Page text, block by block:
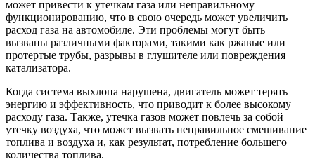
может привести к утечкам газа или неправильному
функционированию, что в свою очередь может увеличить
расход газа на автомобиле. Эти проблемы могут быть
вызваны различными факторами, такими как ржавые или
протертые трубы, разрывы в глушителе или повреждения
катализатора.
Когда система выхлопа нарушена, двигатель может терять
энергию и эффективность, что приводит к более высокому
расходу газа. Также, утечка газов может повлечь за собой
утечку воздуха, что может вызвать неправильное смешивание
топлива и воздуха и, как результат, потребление большего
количества топлива.